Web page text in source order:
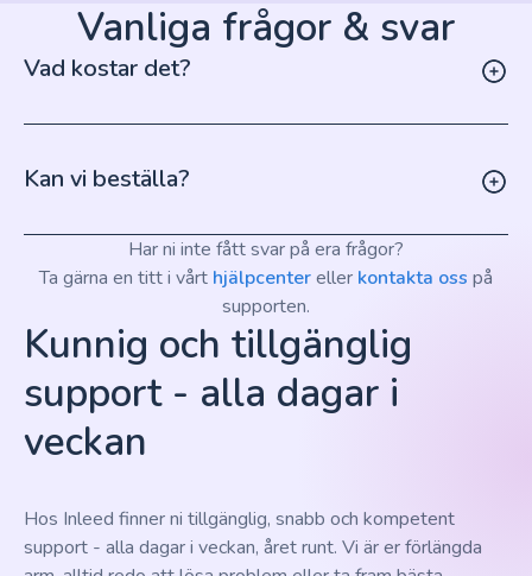
Vanliga frågor & svar
Vad kostar det?
Kan vi beställa?
Har ni inte fått svar på era frågor?
Ta gärna en titt i vårt hjälpcentereller kontakta oss på
supporten.
Kunnig och tillgänglig
support - alla dagar i
veckan
Hos Inleed finner ni tillgänglig, snabb och kompetent
support - alla dagar i veckan, året runt. Vi är er förlängda